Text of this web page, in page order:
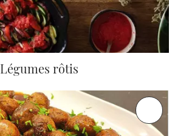
Légumes rôtis